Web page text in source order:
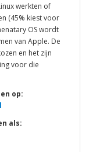
werkten of
(45% kiest voor
OS wordt
van Apple. De
en het zijn
voor die
op:
als: